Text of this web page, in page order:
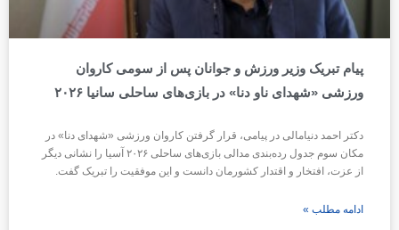
پیام تبریک وزیر ورزش و جوانان پس از سومی کاروان
ورزشی «شهدای ناو دنا» در بازی‌های ساحلی سانیا ۲۰۲۶
دکتر احمد دنیامالی در پیامی، قرار گرفتن کاروان ورزشی «شهدای دنا» در
مکان سوم جدول رده‌بندی مدالی بازی‌های ساحلی ۲۰۲۶ آسیا را نشانی دیگر
از عزت، افتخار و اقتدار کشورمان دانست و این موفقیت را تبریک گفت.
ادامه مطلب »